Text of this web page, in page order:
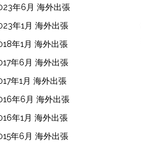
年6月 海外出張
年1月 海外出張
年1月 海外出張
年6月 海外出張
年1月 海外出張
年6月 海外出張
年1月 海外出張
年6月 海外出張